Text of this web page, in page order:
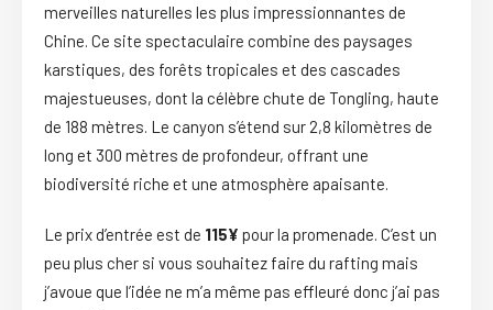
merveilles naturelles les plus impressionnantes de
Chine. Ce site spectaculaire combine des paysages
karstiques, des forêts tropicales et des cascades
majestueuses, dont la célèbre chute de Tongling, haute
de 188 mètres. Le canyon s’étend sur 2,8 kilomètres de
long et 300 mètres de profondeur, offrant une
biodiversité riche et une atmosphère apaisante.
Le prix d’entrée est de 115¥ pour la promenade. C’est un
peu plus cher si vous souhaitez faire du rafting mais
j’avoue que l’idée ne m’a même pas effleuré donc j’ai pas